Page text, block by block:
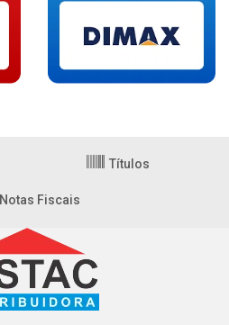
Títulos
Notas Fiscais